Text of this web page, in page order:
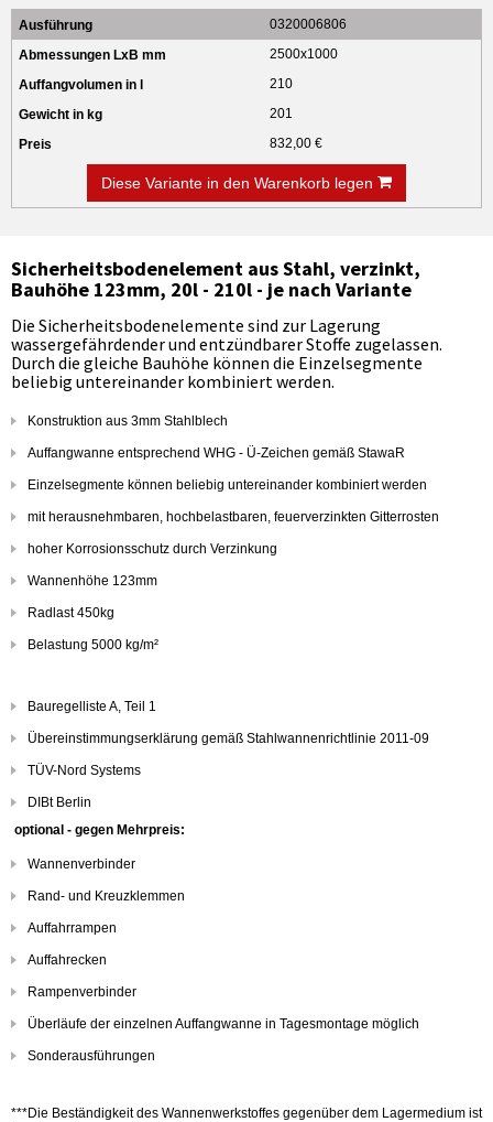
0320006806
2500x1000
210
201
832,00 €
Diese Variante in den Warenkorb legen
Sicherheitsbodenelement aus Stahl, verzinkt,
Bauhöhe 123mm, 20l - 210l - je nach Variante
Die Sicherheitsbodenelemente sind zur Lagerung
wassergefährdender und entzündbarer Stoffe zugelassen.
Durch die gleiche Bauhöhe können die Einzelsegmente
beliebig untereinander kombiniert werden.
Konstruktion aus 3mm Stahlblech
Auffangwanne entsprechend WHG - Ü-Zeichen gemäß StawaR
Einzelsegmente können beliebig untereinander kombiniert werden
mit herausnehmbaren, hochbelastbaren, feuerverzinkten Gitterrosten
hoher Korrosionsschutz durch Verzinkung
Wannenhöhe 123mm
Radlast 450kg
Belastung 5000 kg/m²
Bauregelliste A, Teil 1
Übereinstimmungserklärung gemäß Stahlwannenrichtlinie 2011-09
TÜV-Nord Systems
DIBt Berlin
optional - gegen Mehrpreis:
Wannenverbinder
Rand- und Kreuzklemmen
Auffahrrampen
Auffahrecken
Rampenverbinder
Überläufe der einzelnen Auffangwanne in Tagesmontage möglich
Sonderausführungen
***Die Beständigkeit des Wannenwerkstoffes gegenüber dem Lagermedium ist